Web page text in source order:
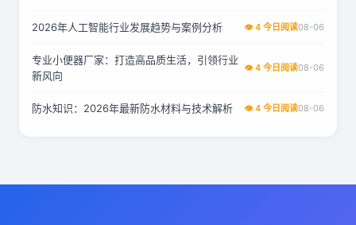
2026年人工智能行业发展趋势与案例分析 👁 4 今日阅读08-06
专业小便器厂家：打造高品质生活，引领行业
新风向
👁 4 今日阅读08-06
防水知识：2026年最新防水材料与技术解析 👁 4 今日阅读08-06